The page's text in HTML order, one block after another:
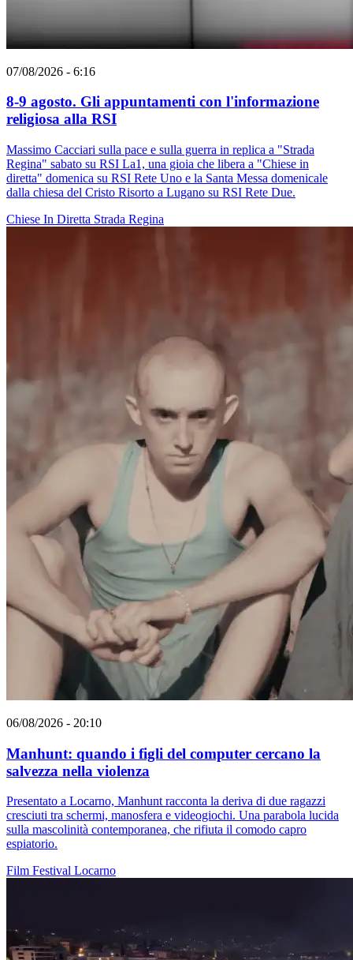
07/08/2026 - 6:16
8-9 agosto. Gli appuntamenti con l'informazione
religiosa alla RSI
Massimo Cacciari sulla pace e sulla guerra in replica a "Strada
Regina" sabato su RSI La1, una gioia che libera a "Chiese in
diretta" domenica su RSI Rete Uno e la Santa Messa domenicale
dalla chiesa del Cristo Risorto a Lugano su RSI Rete Due.
Chiese In Diretta Strada Regina
06/08/2026 - 20:10
Manhunt: quando i figli del computer cercano la
salvezza nella violenza
Presentato a Locarno, Manhunt racconta la deriva di due ragazzi
cresciuti tra schermi, manosfera e videogiochi. Una parabola lucida
sulla mascolinità contemporanea, che rifiuta il comodo capro
espiatorio.
Film Festival Locarno